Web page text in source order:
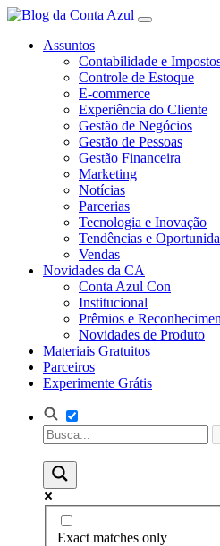
Assuntos
Contabilidade e
Controle de Estoque
E-commerce
Experiência do Cliente
Gestão de Negócios
Gestão de Pessoas
Gestão Financeira
Marketing
Notícias
Parcerias
Tecnologia e Inovação
Tendências e
Vendas
Novidades da CA
Conta Azul Con
Institucional
Prêmios e
Novidades de Produto
Materiais Gratuitos
Parceiros
Experimente Grátis
Exact matches only